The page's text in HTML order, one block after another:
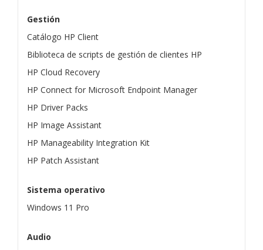
Gestión
Catálogo HP Client
Biblioteca de scripts de gestión de clientes HP
HP Cloud Recovery
HP Connect for Microsoft Endpoint Manager
HP Driver Packs
HP Image Assistant
HP Manageability Integration Kit
HP Patch Assistant
Sistema operativo
Windows 11 Pro
Audio